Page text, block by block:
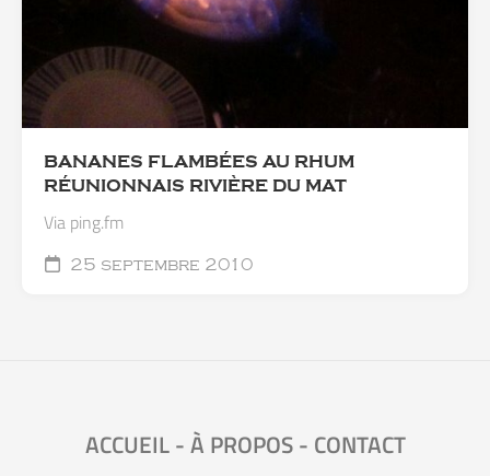
BANANES FLAMBÉES AU RHUM
RÉUNIONNAIS RIVIÈRE DU MAT
Via ping.fm
25 septembre 2010
ACCUEIL-À PROPOS- CONTACT